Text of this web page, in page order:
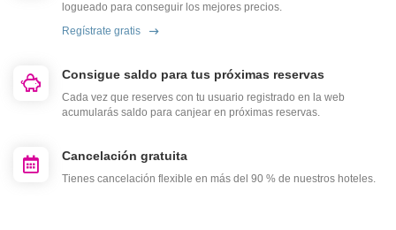
logueado para conseguir los mejores precios.
Regístrate gratis
Consigue saldo para tus próximas reservas
Cada vez que reserves con tu usuario registrado en la web
acumularás saldo para canjear en próximas reservas.
Cancelación gratuita
Tienes cancelación flexible en más del 90 % de nuestros hoteles.